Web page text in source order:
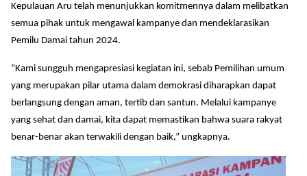
Kepulauan Aru telah menunjukkan komitmennya dalam melibatkan
semua pihak untuk mengawal kampanye dan mendeklarasikan
Pemilu Damai tahun 2024.
“Kami sungguh mengapresiasi kegiatan ini, sebab Pemilihan umum
yang merupakan pilar utama dalam demokrasi diharapkan dapat
berlangsung dengan aman, tertib dan santun. Melalui kampanye
yang sehat dan damai, kita dapat memastikan bahwa suara rakyat
benar-benar akan terwakili dengan baik,” ungkapnya.